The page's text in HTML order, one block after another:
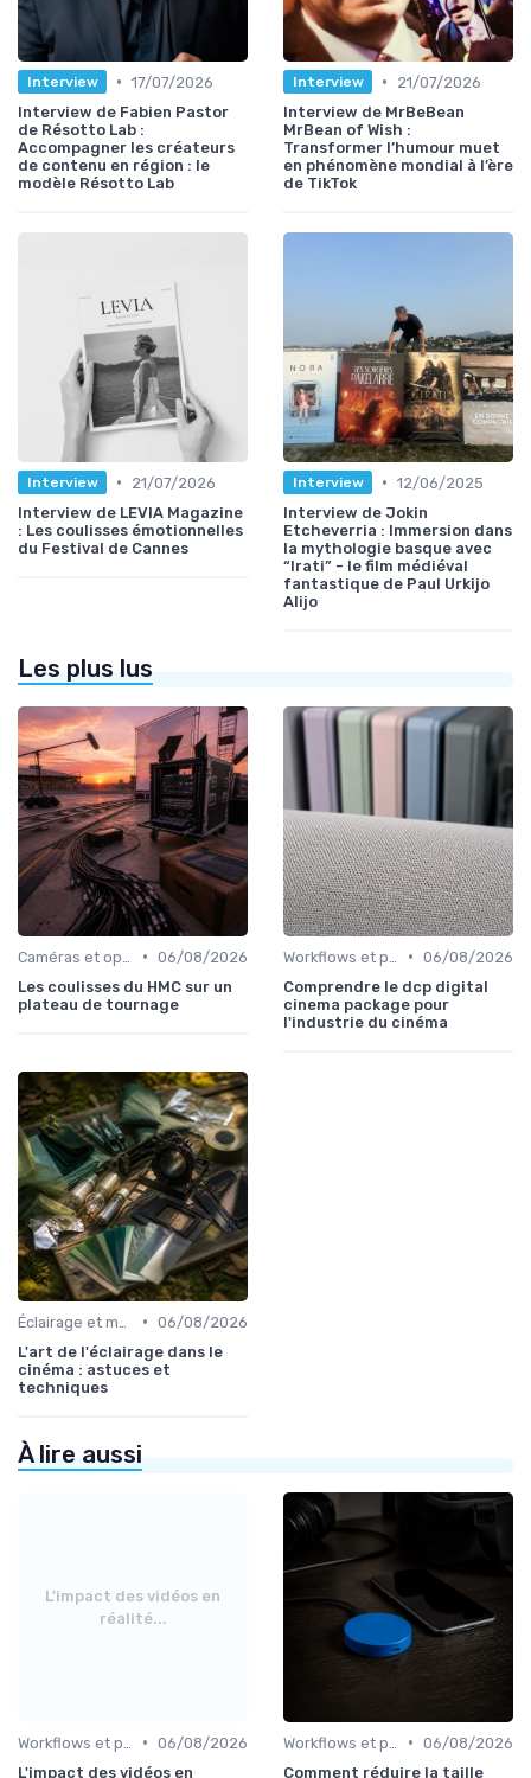
Interview • 17/07/2026
Interview de Fabien Pastor
de Résotto Lab :
Accompagner les créateurs
de contenu en région : le
modèle Résotto Lab
Interview •
21/07/2026
Interview de MrBeBean
MrBean of Wish :
Transformer l’humour muet
en phénomène mondial à l’ère
de TikTok
Interview •
21/07/2026
Interview de LEVIA Magazine
: Les coulisses émotionnelles
du Festival de Cannes
Interview • 12/06/2025
Interview de Jokin
Etcheverria : Immersion dans
la mythologie basque avec
“Irati” - le film médiéval
fantastique de Paul Urkijo
Alijo
Les plus lus
• 06/08/2026
Les coulisses du HMC sur un
plateau de tournage
• 06/08/2026
Comprendre le dcp digital
cinema package pour
l'industrie du cinéma
• 06/08/2026
L'art de l'éclairage dans le
cinéma : astuces et
techniques
À lire aussi
L'impact des vidéos en
réalité...
• 06/08/2026
L'impact des vidéos en
• 06/08/2026
Comment réduire la taille